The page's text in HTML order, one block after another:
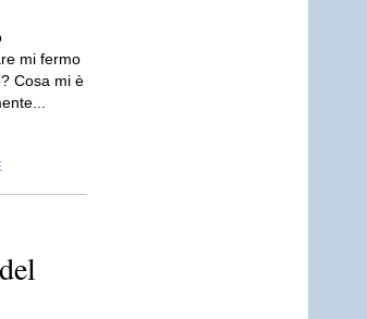
mi fermo
Cosa mi è